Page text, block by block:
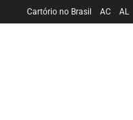
Cartório no Brasil AC AL